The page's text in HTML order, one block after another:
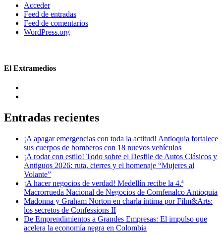
Acceder
Feed de entradas
Feed de comentarios
WordPress.org
El Extramedios
Entradas recientes
¡A apagar emergencias con toda la actitud! Antioquia fortalece
sus cuerpos de bomberos con 18 nuevos vehículos
¡A rodar con estilo! Todo sobre el Desfile de Autos Clásicos y
Antiguos 2026: ruta, cierres y el homenaje “Mujeres al
Volante”
¡A hacer negocios de verdad! Medellín recibe la 4.ª
Macrorrueda Nacional de Negocios de Comfenalco Antioquia
Madonna y Graham Norton en charla íntima por Film&Arts:
los secretos de Confessions II
De Emprendimientos a Grandes Empresas: El impulso que
acelera la economía negra en Colombia